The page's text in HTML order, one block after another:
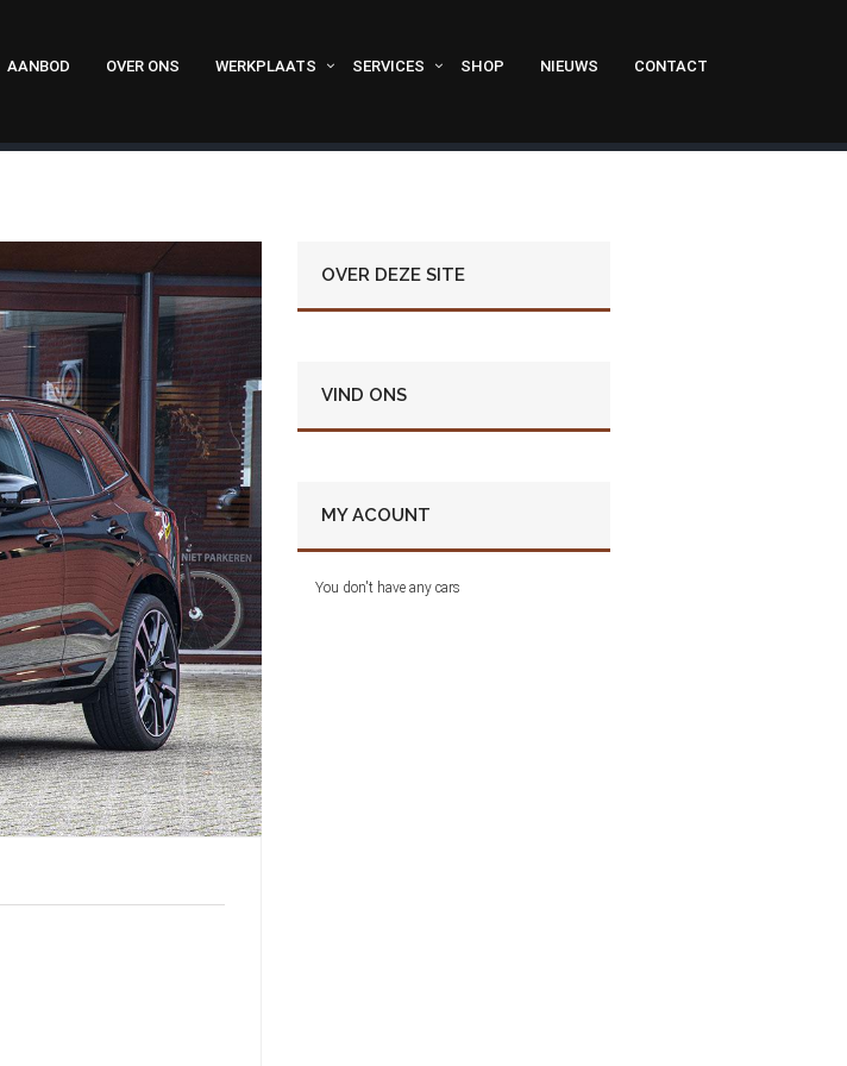
AANBOD OVER ONS WERKPLAATS SERVICES SHOP NIEUWS CONTACT
OVER DEZE SITE
VIND ONS
MY ACOUNT
You don't have any cars